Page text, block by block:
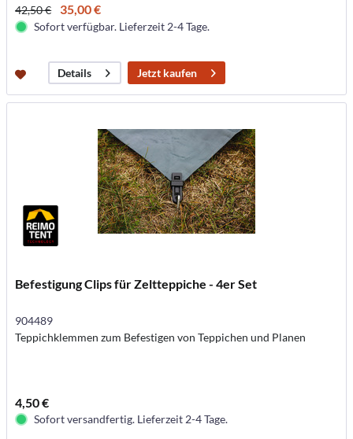
42,50 € 35,00 €
Sofort verfügbar. Lieferzeit 2-4 Tage.
Details Jetzt kaufen
Befestigung Clips für Zeltteppiche - 4er Set
904489
Teppichklemmen zum Befestigen von Teppichen und Planen
4,50 €
Sofort versandfertig. Lieferzeit 2-4 Tage.